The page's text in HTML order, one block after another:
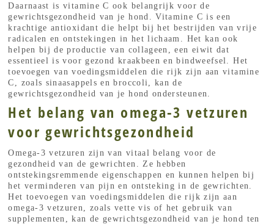
Daarnaast is vitamine C ook belangrijk voor de
gewrichtsgezondheid van je hond. Vitamine C is een
krachtige antioxidant die helpt bij het bestrijden van vrije
radicalen en ontstekingen in het lichaam. Het kan ook
helpen bij de productie van collageen, een eiwit dat
essentieel is voor gezond kraakbeen en bindweefsel. Het
toevoegen van voedingsmiddelen die rijk zijn aan vitamine
C, zoals sinaasappels en broccoli, kan de
gewrichtsgezondheid van je hond ondersteunen.
Het belang van omega-3 vetzuren
voor gewrichtsgezondheid
Omega-3 vetzuren zijn van vitaal belang voor de
gezondheid van de gewrichten. Ze hebben
ontstekingsremmende eigenschappen en kunnen helpen bij
het verminderen van pijn en ontsteking in de gewrichten.
Het toevoegen van voedingsmiddelen die rijk zijn aan
omega-3 vetzuren, zoals vette vis of het gebruik van
supplementen, kan de gewrichtsgezondheid van je hond ten